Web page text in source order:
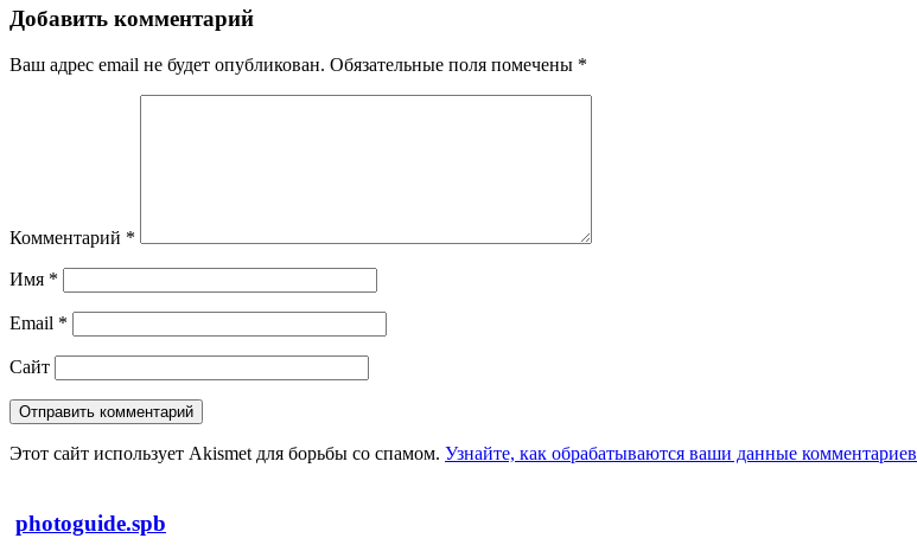
Добавить комментарий
Ваш адрес email не будет опубликован. Обязательные поля помечены *
Комментарий *
Имя *
Email *
Сайт
Этот сайт использует Akismet для борьбы со спамом. Узнайте, как обрабатываются ваши данные комментариев
photoguide.spb